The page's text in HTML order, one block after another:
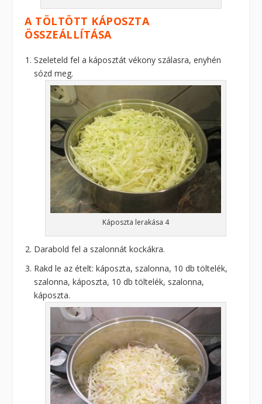
A TÖLTÖTT KÁPOSZTA
ÖSSZEÁLLÍTÁSA
Szeleteld fel a káposztát vékony szálasra, enyhén
sózd meg.
Káposzta lerakása 4
Darabold fel a szalonnát kockákra.
Rakd le az ételt: káposzta, szalonna, 10 db töltelék,
szalonna, káposzta, 10 db töltelék, szalonna,
káposzta.